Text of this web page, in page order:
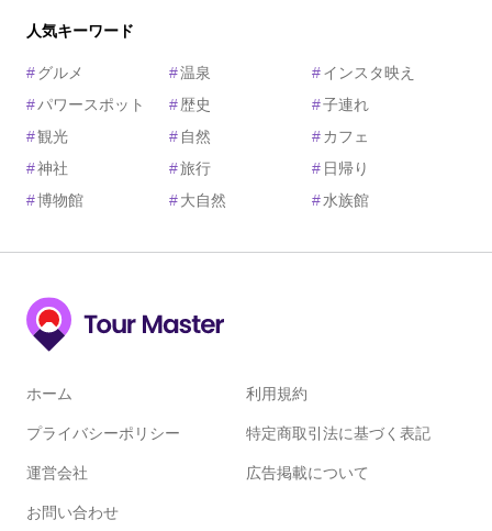
人気キーワード
#グルメ #温泉 #インスタ映え
#パワースポット #歴史 #子連れ
#観光 # 自然 # カフェ
#神社 #旅行 # 日帰り
#博物館 #大自然 #水族館
ホーム 利用規約
プライバシーポリシー 特定商取引法に基づく表記
運営会社 広告掲載について
お問い合わせ